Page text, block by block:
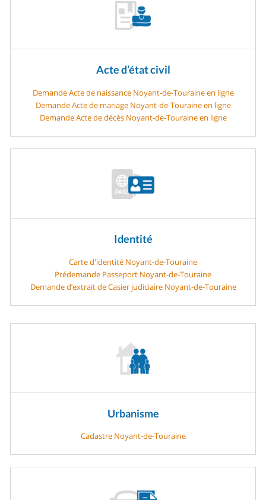
Acte d’état civil
Demande Acte de naissance Noyant-de-Touraine en ligne
Demande Acte de mariage Noyant-de-Touraine en ligne
Demande Acte de décès Noyant-de-Touraine en ligne
Identité
Carte d'identité Noyant-de-Touraine
Prédemande Passeport Noyant-de-Touraine
Demande d’extrait de Casier judiciaire Noyant-de-Touraine
Urbanisme
Cadastre Noyant-de-Touraine